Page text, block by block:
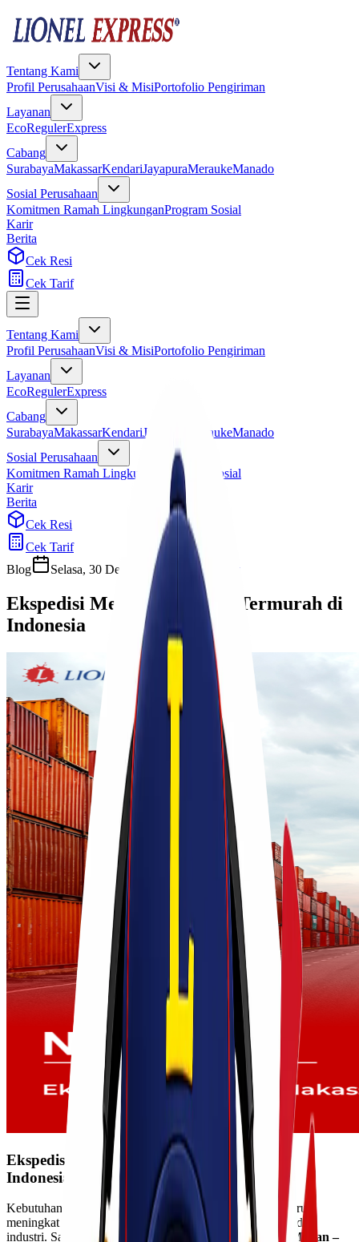
Tentang Kami
Profil PerusahaanVisi & MisiPortofolio Pengiriman
Layanan
EcoRegulerExpress
Cabang
SurabayaMakassarKendariJayapuraMeraukeManado
Sosial Perusahaan
Komitmen Ramah LingkunganProgram Sosial
Karir
Berita
Cek Resi
Cek Tarif
Tentang Kami
Profil PerusahaanVisi & MisiPortofolio Pengiriman
Layanan
EcoRegulerExpress
Cabang
SurabayaMakassarKendariJayapura MeraukeManado
Sosial Perusahaan
Komitmen Ramah Lingkungan
Program Sosial
Karir
Berita
Cek Resi
Cek Tarif
Blog
Selasa, 30 Desember 2025 Sherly
Ekspedisi Medan Makassar Termurah di
Indonesia
Ekspedisi Medan – Makassar Termurah di
Indonesia
Kebutuhan pengiriman barang antar pulau di Indonesia terus
meningkat seiring berkembangnya aktivitas perdagangan dan
industri. Salah satu rute logistik yang cukup vital adalah
Medan –